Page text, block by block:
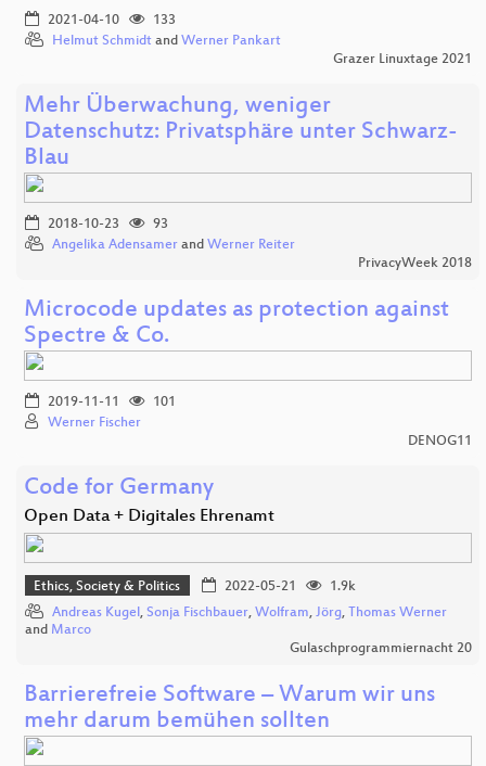
2021-04-10
133
Helmut Schmidt and Werner Pankart
Grazer Linuxtage 2021
Mehr Überwachung, weniger
Datenschutz: Privatsphäre unter Schwarz-
Blau
2018-10-23
93
Angelika Adensamer and Werner Reiter
PrivacyWeek 2018
Microcode updates as protection against
Spectre & Co.
2019-11-11
101
Werner Fischer
DENOG11
Code for Germany
Open Data + Digitales Ehrenamt
Ethics, Society & Politics 2022-05-21
1.9k
Andreas Kugel, Sonja Fischbauer, Wolfram, Jörg, Thomas Werner
and Marco
Gulaschprogrammiernacht 20
Barrierefreie Software – Warum wir uns
mehr darum bemühen sollten